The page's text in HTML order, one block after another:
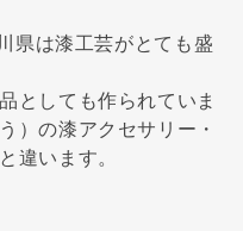
県は漆工芸がとても盛
としても作られていま
）の漆アクセサリー・
違います。